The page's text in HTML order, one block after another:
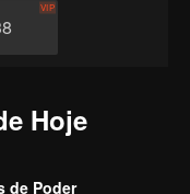
VIP
Hoje
de Poder